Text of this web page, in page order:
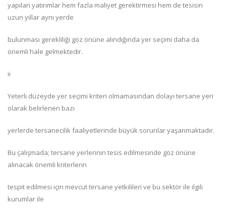
yapılan yatırımlar hem fazla maliyet gerektirmesi hem de tesisin
uzun yıllar aynı yerde
bulunması gerekliliği göz önüne alındığında yer seçimi daha da
önemli hale gelmektedir.
ii
Yeterli düzeyde yer seçimi kriteri olmamasından dolayı tersane yeri
olarak belirlenen bazı
yerlerde tersanecilik faaliyetlerinde büyük sorunlar yaşanmaktadır.
Bu çalışmada; tersane yerlerinin tesis edilmesinde göz önüne
alınacak önemli kriterlerin
tespit edilmesi için mevcut tersane yetkilileri ve bu sektör ile ilgili
kurumlar ile